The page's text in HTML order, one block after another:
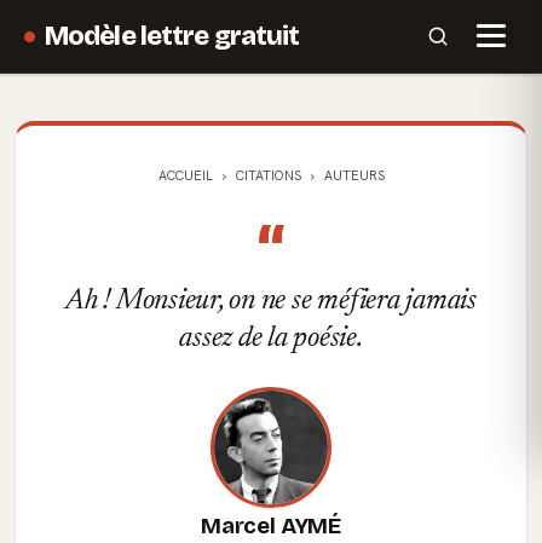
Modèle lettre gratuit
ACCUEIL CITATIONS AUTEURS
“
Ah ! Monsieur, on ne se méfiera jamais
assez de la poésie.
Marcel AYMÉ